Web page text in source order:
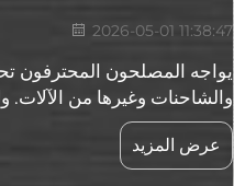
2026-05-01 11:38:47
يواجه المصلحون المحترفون
والشاحنات وغيرها من الآلات.
إلى خزائن الأدوات الفولاذية
عرض المزيد